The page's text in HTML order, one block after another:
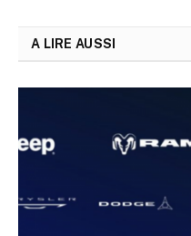
A LIRE AUSSI